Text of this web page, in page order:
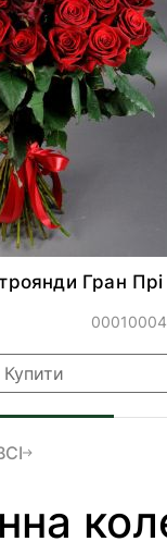
Гран Прі
Купити